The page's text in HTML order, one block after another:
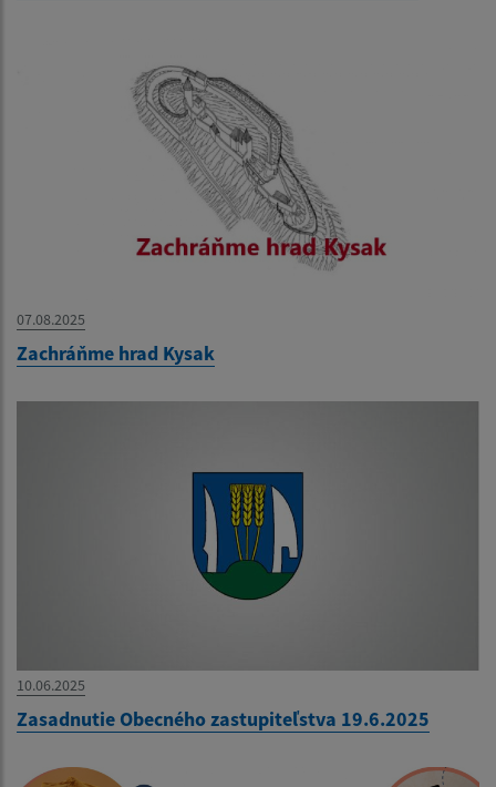
07.08.2025
Zachráňme hrad Kysak
10.06.2025
Zasadnutie Obecného zastupiteľstva 19.6.2025